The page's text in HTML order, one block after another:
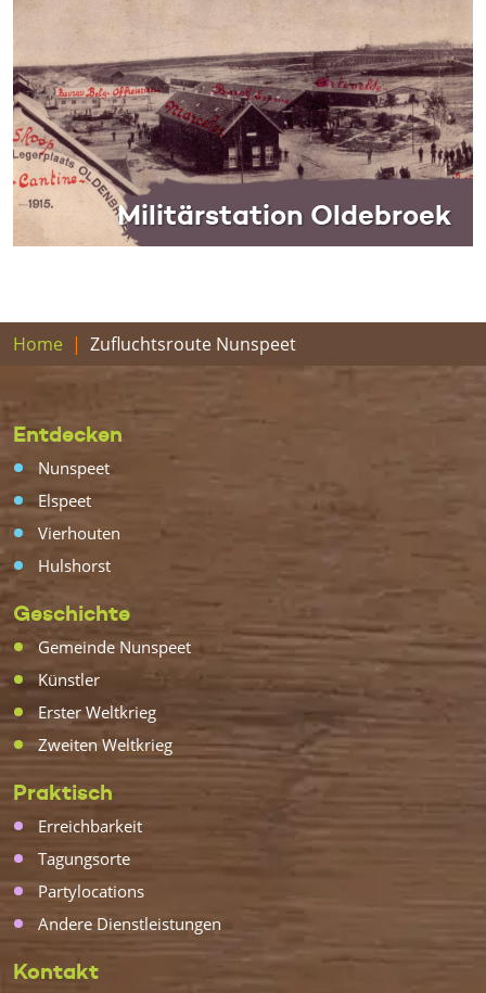
Militärstation Oldebroek
Home Zufluchtsroute Nunspeet
Entdecken
Nunspeet
Elspeet
Vierhouten
Hulshorst
Geschichte
Gemeinde Nunspeet
Künstler
Erster Weltkrieg
Zweiten Weltkrieg
Praktisch
Erreichbarkeit
Tagungsorte
Partylocations
Andere Dienstleistungen
Kontakt